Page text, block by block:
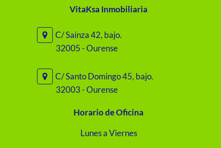
VitaKsa Inmobiliaria
C/ Sainza 42, bajo.
32005 - Ourense
C/ Santo Domingo 45, bajo.
32003 - Ourense
Horario de Oficina
Lunes a Viernes